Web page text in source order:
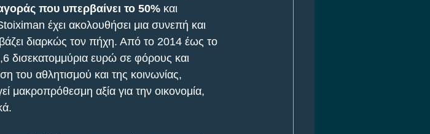
που υπερβαίνει το 50% και
έχει ακολουθήσει μια συνεπή και
διαρκώς τον πήχη. Από το 2014 έως το
δισεκατομμύρια ευρώ σε φόρους και
του αθλητισμού και της κοινωνίας,
μακροπρόθεσμη αξία για την οικονομία,